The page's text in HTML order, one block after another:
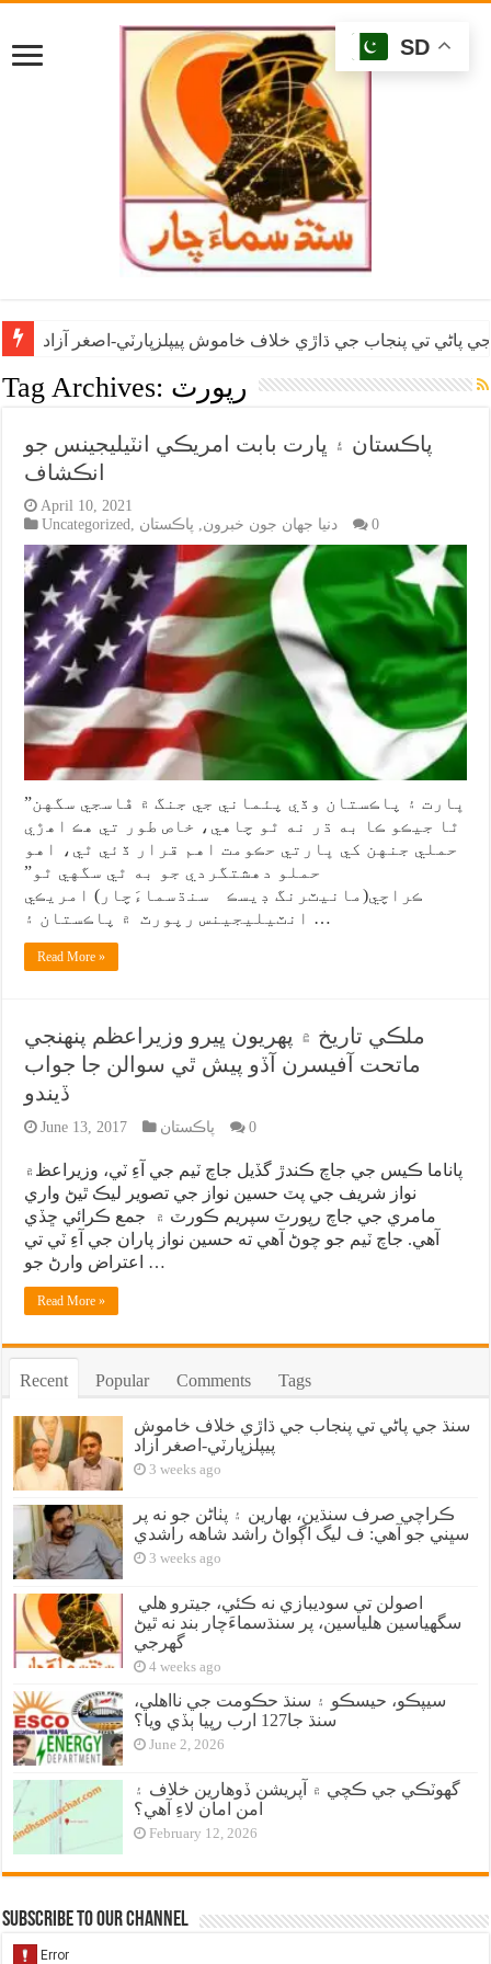
پاڻي تي پنجاب جي ڌاڙي خلاف خاموش پيپلزپارٽي-اصغر آزاد
Tag Archives: رپورٽ
پاڪستان ۽ ڀارت بابت امريڪي انٽيليجينس جو
انڪشاف
April 10, 2021
Uncategorized, دنيا جهان جون خبرون, پاڪستان 0
”ڀارت ۽ پاڪستان وڏي پئماني جي جنگ ۾ ڦاسجي سگهن
ٿا جيڪو ڪا به ڌر نه ٿو چاهي، خاص طور تي هڪ اهڙي
حملي جنهن کي ڀارتي حڪومت اهم قرار ڏئي ٿي، اهو
حملو دهشتگردي جو به ٿي سگهي ٿو”
ڪراچي(مانيٽرنگ ڊيسڪ سنڌسماءَچار) امريڪي
انٽيليجينس رپورٽ ۾ پاڪستان ۽ …
Read More »
ملڪي تاريخ ۾ پهريون ڀيرو وزيراعظم پنهنجي
ماتحت آفيسرن آڏو پيش ٿي سوالن جا جواب
ڏيندو
June 13, 2017 پاڪستان 0
پاناما ڪيس جي جاچ ڪندڙ گڏيل جاچ ٽيم جي آءِ ٽي، وزيراعظ۾
نواز شريف جي پٽ حسين نواز جي تصوير ليڪ ٿيڻ واري
مامري جي جاچ رپورٽ سپريم ڪورٽ ۾ جمع ڪرائي ڇڏي
آهي. جاچ ٽيم جو چوڻ آهي ته حسين نواز پاران جي آءِ ٽي تي
اعتراض وارڻ جو …
Read More »
Recent Popular Comments Tags
سنڌ جي پاڻي تي پنجاب جي ڌاڙي خلاف خاموش
پيپلزپارٽي-اصغر آزاد
3 weeks ago
ڪراچي صرف سنڌين، بهارين ۽ پٺاڻن جو نه پر
سڀني جو آهي: ف ليگ اڳواڻ راشد شاهه راشدي
3 weeks ago
سگهياسين هلياسين، پر سنڌسماءَچار بند نه ٿيڻ
گهرجي
4 weeks ago
سيپڪو، حيسڪو ۽ سنڌ حڪومت جي نااهلي،
سنڌ جا127 ارب رپيا ٻڏي ويا؟
June 2, 2026
گهوٽڪي جي ڪچي ۾ آپريشن ڏوهارين خلاف ۽
امن امان لاءِ آهي؟
February 12, 2026
Subscribe to our Channel
SD